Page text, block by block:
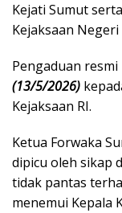
Kejati Sumut
Kejaksaan
Pengaduan
(13/5/2026)
Kejaksaan RI.
Ketua Forwaka
dipicu oleh sikap
tidak pantas
menemui Kepala